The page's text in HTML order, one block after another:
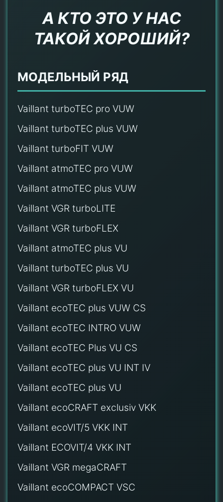
А КТО ЭТО У НАС
ТАКОЙ ХОРОШИЙ?
МОДЕЛЬНЫЙ РЯД
Vaillant turboTEC pro VUW
Vaillant turboTEC plus VUW
Vaillant turboFIT VUW
Vaillant atmoTEC pro VUW
Vaillant atmoTEC plus VUW
Vaillant VGR turboLITE
Vaillant VGR turboFLEX
Vaillant atmoTEC plus VU
Vaillant turboTEC plus VU
Vaillant VGR turboFLEX VU
Vaillant ecoTEC plus VUW CS
Vaillant ecoTEC INTRO VUW
Vaillant ecoTEC Plus VU CS
Vaillant ecoTEC plus VU INT IV
Vaillant ecoTEC plus VU
Vaillant ecoCRAFT exclusiv VKK
Vaillant ecoVIT/5 VKK INT
Vaillant ECOVIT/4 VKK INT
Vaillant VGR megaCRAFT
Vaillant ecoCOMPACT VSC